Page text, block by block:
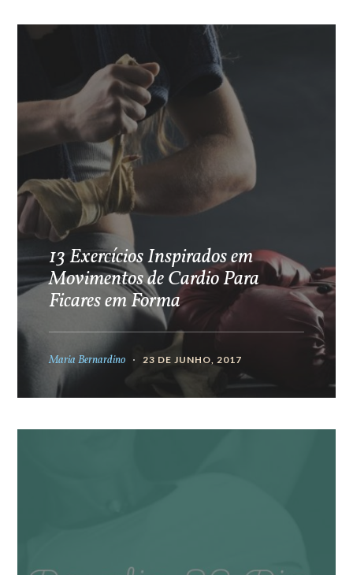
13 Exercícios Inspirados em
Movimentos de Cardio Para
Ficares em Forma
Maria Bernardino 23 DE JUNHO, 2017